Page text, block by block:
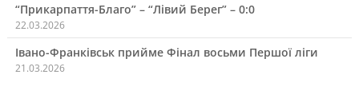
“Прикарпаття-Благо” – “Лівий Берег” – 0:0
22.03.2026
Івано-Франківськ прийме Фінал восьми Першої ліги
21.03.2026